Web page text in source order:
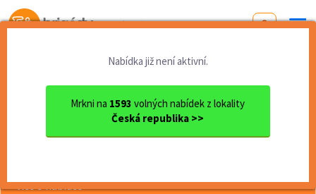
Od první brigády
Nabídka již není aktivní.
Mrkni na 1593 volných nabídek z lokality
Česká republika >>
Středočeský kraj okres Kolín
Social Media & Content ...
Social Media & Content Creator
více o nabídce >>